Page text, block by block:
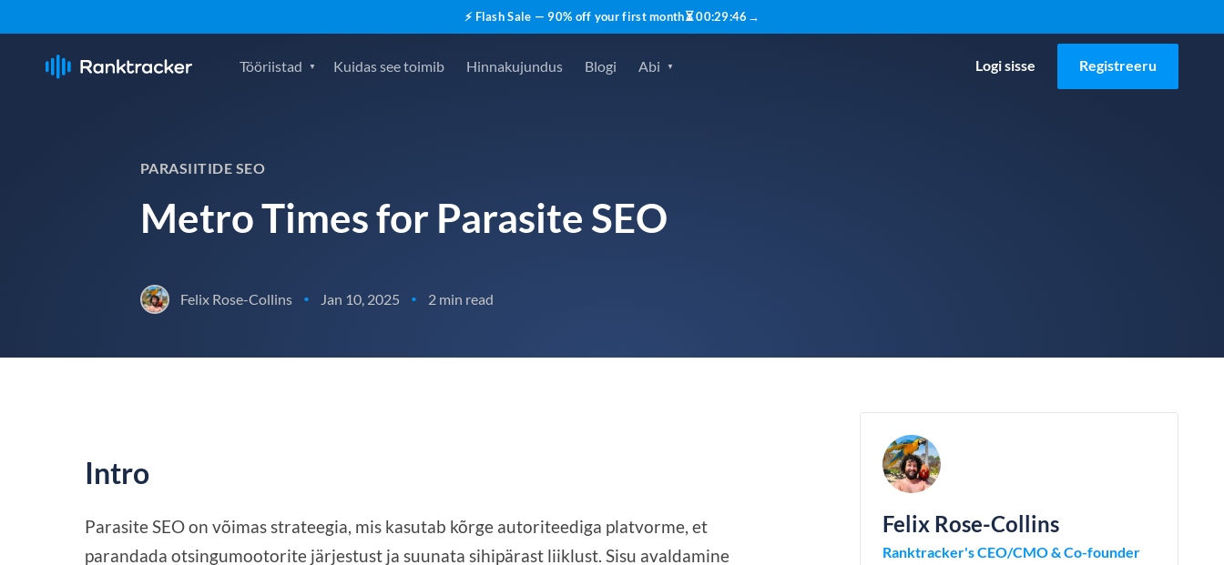
⚡ Flash Sale — 90% off your first month⏳00:29:45 →
Tööriistad Kuidas see toimib Hinnakujundus Blogi Abi Logi sisse Registreeru
PARASIITIDE SEO
Metro Times for Parasite SEO
Felix Rose-Collins • Jan 10, 2025 • 2 min read
Intro
Parasite SEO on võimas strateegia, mis kasutab kõrge autoriteediga platvorme, et
parandada otsingumootorite järjestust ja suunata sihipärast liiklust. Sisu avaldamine
Felix Rose-Collins
Ranktracker's CEO/CMO & Co-founder